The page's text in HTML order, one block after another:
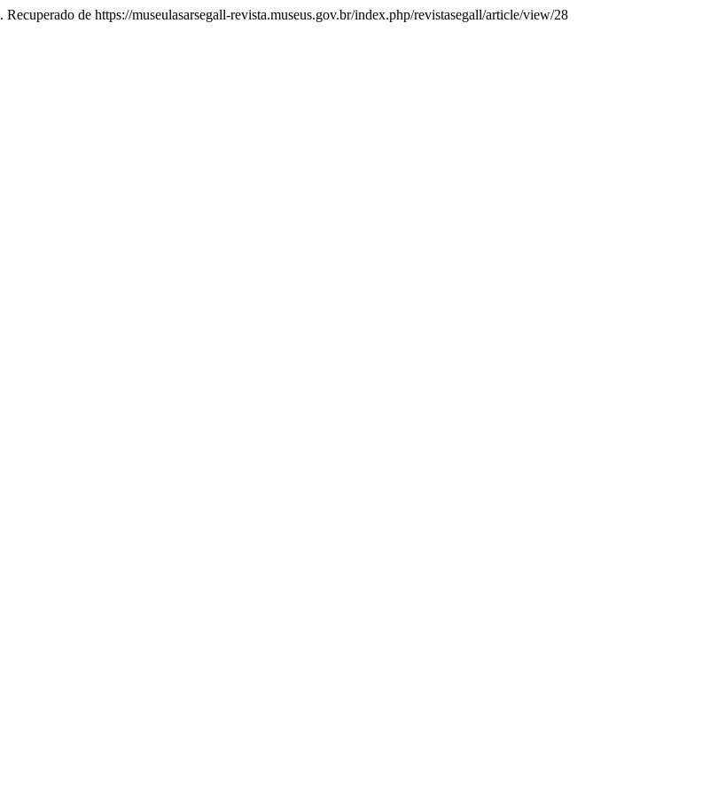
. Recuperado de https://museulasarsegall-revista.museus.gov.br/index.php/revistasegall/article/view/28